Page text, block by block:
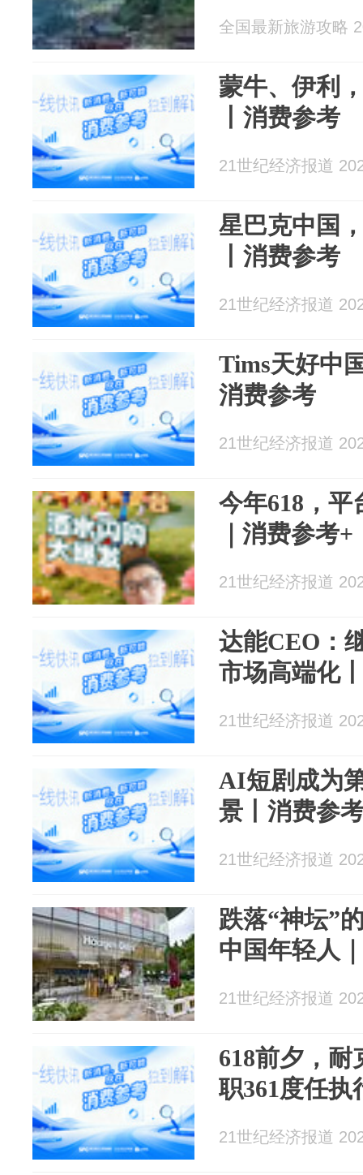
全国最新旅游攻略
蒙牛、伊利
丨消费参考
21世纪经济报道
星巴克中国
丨消费参考
21世纪经济报道
Tims天好中
消费参考
21世纪经济报道
今年618，平
｜消费参考+
21世纪经济报道
达能CEO：
市场高端化
21世纪经济报道
AI短剧成为
景丨消费参
21世纪经济报道
跌落“神坛”
中国年轻人
21世纪经济报道
618前夕，
职361度任执
21世纪经济报道